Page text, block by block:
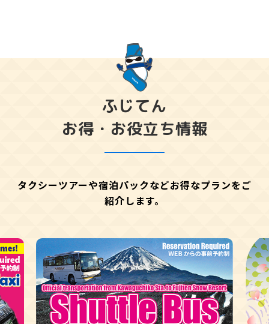
ふじてん
お得・お役立ち情報
タクシーツアーや宿泊パックなどお得なプランをご
紹介します。